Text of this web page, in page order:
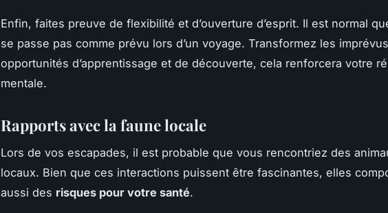
Enfin, faites preuve de flexibilité et d’ouverture d’esprit. Il est normal
se passe pas comme prévu lors d’un voyage. Transformez les
opportunités d’apprentissage et de découverte, cela renforcera votre
mentale.
Rapports avec la faune locale
Lors de vos escapades, il est probable que vous rencontriez des
locaux. Bien que ces interactions puissent être fascinantes, elles
aussi des risques pour votre santé.